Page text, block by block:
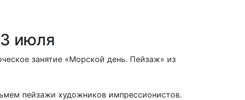
июля
занятие «Морской день. Пейзаж» из
пейзажи художников импрессионистов.